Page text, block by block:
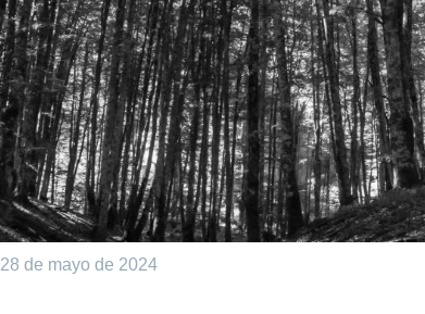
28 de mayo de 2024